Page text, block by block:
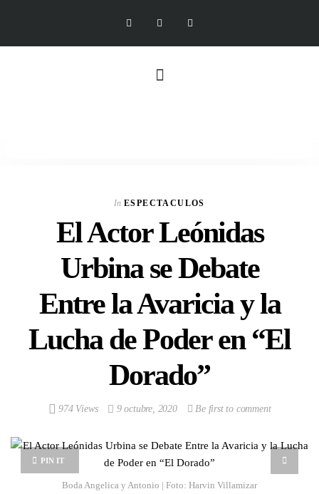
In ESPECTACULOS
El Actor Leónidas
Urbina se Debate
Entre la Avaricia y la
Lucha de Poder en “El
Dorado”
974 Views 9 octubre, 2020 Be first to comment
PIN IT
Boda Angelica y Antonio | Foto: Harvin Villamizar